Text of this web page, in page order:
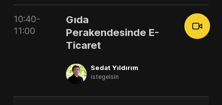
10:40-
11:00
Gıda
Perakendesinde E-
Ticaret
Sedat Yıldırım
istegelsin